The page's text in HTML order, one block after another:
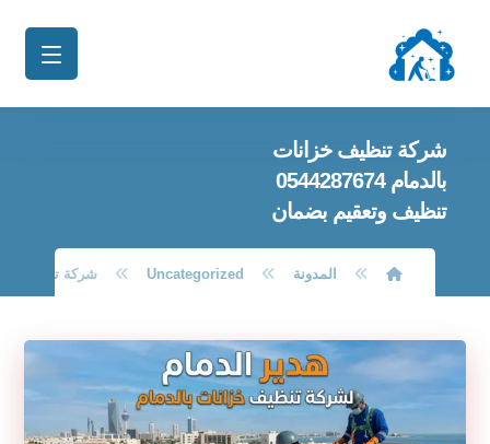
شركة تنظيف خزانات
بالدمام 0544287674
تنظيف وتعقيم بضمان
المدونة Uncategorized شركة تنظيف خزانات بالدمام